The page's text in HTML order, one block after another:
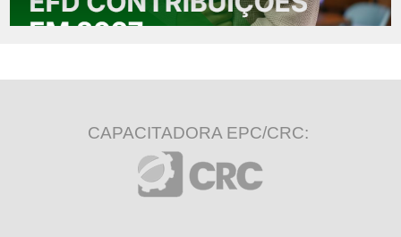
CAPACITADORA EPC/CRC: